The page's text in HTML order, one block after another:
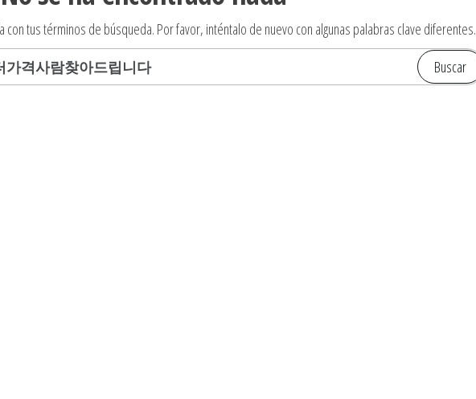
con tus términos de búsqueda. Por favor, inténtalo de nuevo con algunas palabras clave diferentes.
Buscar: